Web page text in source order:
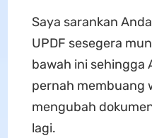
Saya sarankan
UPDF sesegera
bawah ini sehingga
pernah membuang
mengubah
lagi.